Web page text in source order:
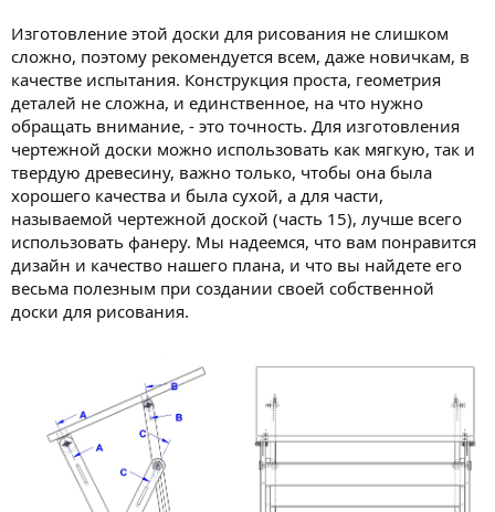
Изготовление этой доски для рисования не слишком
сложно, поэтому рекомендуется всем, даже новичкам, в
качестве испытания. Конструкция проста, геометрия
деталей не сложна, и единственное, на что нужно
обращать внимание, - это точность. Для изготовления
чертежной доски можно использовать как мягкую, так и
твердую древесину, важно только, чтобы она была
хорошего качества и была сухой, а для части,
называемой чертежной доской (часть 15), лучше всего
использовать фанеру. Мы надеемся, что вам понравится
дизайн и качество нашего плана, и что вы найдете его
весьма полезным при создании своей собственной
доски для рисования.